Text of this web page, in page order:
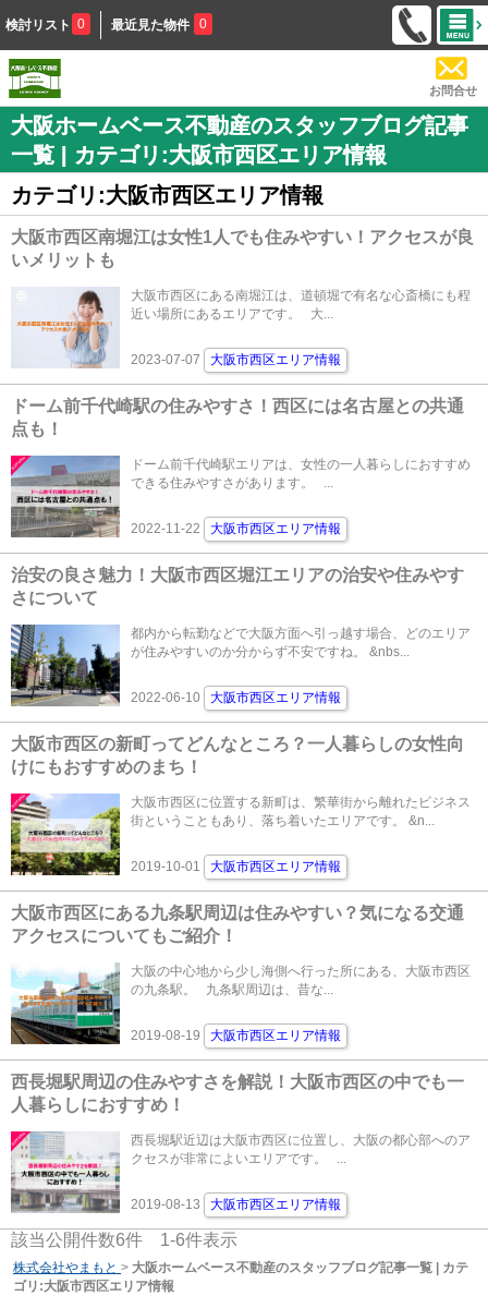
検討リスト 0 最近見た物件 0
お問合せ
大阪ホームベース不動産のスタッフブログ記事
一覧 | カテゴリ:大阪市西区エリア情報
カテゴリ:大阪市西区エリア情報
大阪市西区南堀江は女性1人でも住みやすい！アクセスが良
いメリットも
大阪市西区にある南堀江は、道頓堀で有名な心斎橋にも程
近い場所にあるエリアです。 大...
2023-07-07 大阪市西区エリア情報
ドーム前千代崎駅の住みやすさ！西区には名古屋との共通
点も！
ドーム前千代崎駅エリアは、女性の一人暮らしにおすすめ
できる住みやすさがあります。 ...
2022-11-22 大阪市西区エリア情報
治安の良さ魅力！大阪市西区堀江エリアの治安や住みやす
さについて
都内から転勤などで大阪方面へ引っ越す場合、どのエリア
が住みやすいのか分からず不安ですね。 &nbs...
2022-06-10 大阪市西区エリア情報
大阪市西区の新町ってどんなところ？一人暮らしの女性向
けにもおすすめのまち！
大阪市西区に位置する新町は、繁華街から離れたビジネス
街ということもあり、落ち着いたエリアです。 &n...
2019-10-01 大阪市西区エリア情報
大阪市西区にある九条駅周辺は住みやすい？気になる交通
アクセスについてもご紹介！
大阪の中心地から少し海側へ行った所にある、大阪市西区
の九条駅。 九条駅周辺は、昔な...
2019-08-19 大阪市西区エリア情報
西長堀駅周辺の住みやすさを解説！大阪市西区の中でも一
人暮らしにおすすめ！
西長堀駅近辺は大阪市西区に位置し、大阪の都心部へのア
クセスが非常によいエリアです。 ...
2019-08-13 大阪市西区エリア情報
該当公開件数6件 1-6件表示
株式会社やまもと > 大阪ホームベース不動産のスタッフブログ記事一覧 | カテ
ゴリ:大阪市西区エリア情報